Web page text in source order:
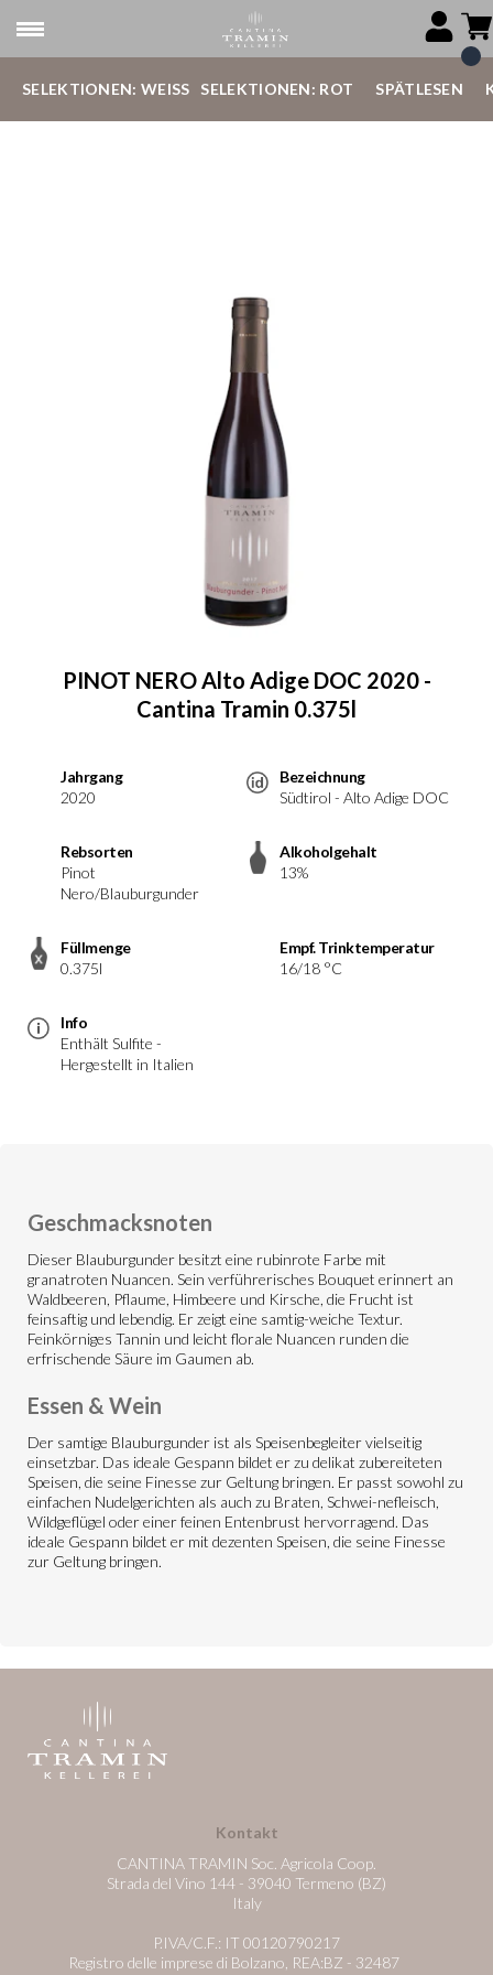
SELEKTIONEN: WEISS SELEKTIONEN: ROT SPÄTLESEN
PINOT NERO Alto Adige DOC 2020 -
Cantina Tramin 0.375l
Jahrgang
2020
Bezeichnung
Südtirol - Alto Adige DOC
Rebsorten
Pinot
Nero/Blauburgunder
Alkoholgehalt
13%
Füllmenge
0.375l
Empf. Trinktemperatur
16/18 °C
Info
Enthält Sulfite -
Hergestellt in Italien
Geschmacksnoten
Dieser Blauburgunder besitzt eine rubinrote Farbe mit
granatroten Nuancen. Sein verführerisches Bouquet erinnert an
Waldbeeren, Pflaume, Himbeere und Kirsche, die Frucht ist
feinsaftig und lebendig. Er zeigt eine samtig-weiche Textur.
Feinkörniges Tannin und leicht florale Nuancen runden die
erfrischende Säure im Gaumen ab.
Essen & Wein
Der samtige Blauburgunder ist als Speisenbegleiter vielseitig
einsetzbar. Das ideale Gespann bildet er zu delikat zubereiteten
Speisen, die seine Finesse zur Geltung bringen. Er passt sowohl zu
einfachen Nudelgerichten als auch zu Braten, Schwei-nefleisch,
Wildgeflügel oder einer feinen Entenbrust hervorragend. Das
ideale Gespann bildet er mit dezenten Speisen, die seine Finesse
zur Geltung bringen.
Kontakt
CANTINA TRAMIN Soc. Agricola Coop.
Strada del Vino 144 - 39040 Termeno (BZ)
Italy
P.IVA/C.F.: IT 00120790217
Registro delle imprese di Bolzano, REA:BZ - 32487